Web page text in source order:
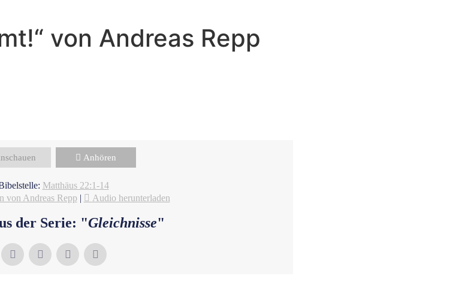
von Andreas Repp
Anhören
Matthäus 22:1-14
von Andreas Repp | Audio herunterladen
der Serie: "Gleichnisse"